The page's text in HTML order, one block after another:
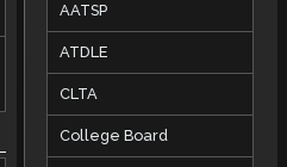
AATSP
ATDLE
CLTA
College Board